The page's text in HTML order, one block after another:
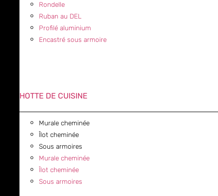
Rondelle
Ruban au DEL
Profilé aluminium
Encastré sous armoire
HOTTE DE CUISINE
Murale cheminée
Îlot cheminée
Sous armoires
Murale cheminée
Îlot cheminée
Sous armoires